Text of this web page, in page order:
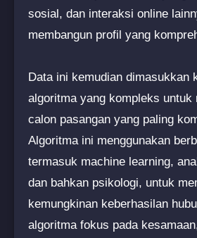
sosial, dan interaksi online
membangun profil yang
Data ini kemudian dimasukkan
algoritma yang kompleks untuk
calon pasangan yang paling
Algoritma ini menggunakan
termasuk machine learning,
dan bahkan psikologi, untuk
kemungkinan keberhasilan
algoritma fokus pada